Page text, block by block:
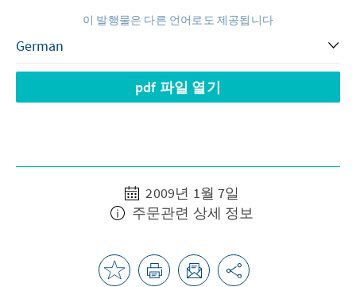
이 발행물은 다른 언어로도 제공됩니다
pdf 파일 열기
2009년 1월 7일
주문관련 상세 정보